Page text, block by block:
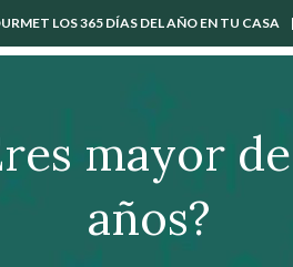
mayor de
años?
LOS 365 DÍAS DEL AÑO EN TU
ABRIR Y SERVIR